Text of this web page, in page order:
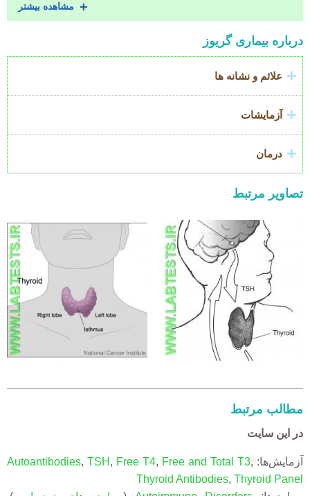
مشاهده بیشتر
Accordion
Title
درباره بیماری گریوز
علائم و نشانه ها
آزمایشات
درمان
تصاویر مرتبط
مطالب مرتبط
در این سایت
آزمایش‌ها: Autoantibodies, TSH , Free T4, Free and Total T3,
Thyroid Antibodies, Thyroid Panel